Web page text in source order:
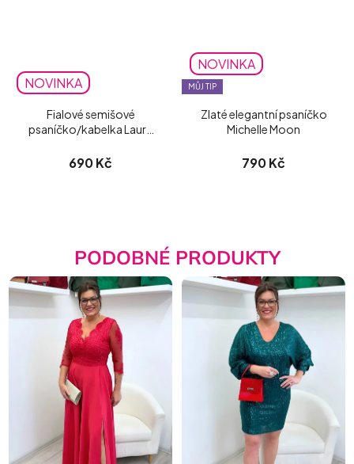
NOVINKA
Fialové semišové
psaníčko/kabelka Laura
690 Kč
NOVINKA
MŮJ TIP
Zlaté elegantní psaníčko
Michelle Moon
790 Kč
PODOBNÉ PRODUKTY